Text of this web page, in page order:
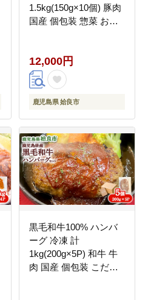
1.5kg(150g×10個) 豚肉
国産 個包装 惣菜 お弁
12,000円
鹿児島県 姶良市
黒毛和牛100% ハンバ
ーグ 冷凍 計
1kg(200g×5P) 和牛 牛
肉 国産 個包装 こだわ